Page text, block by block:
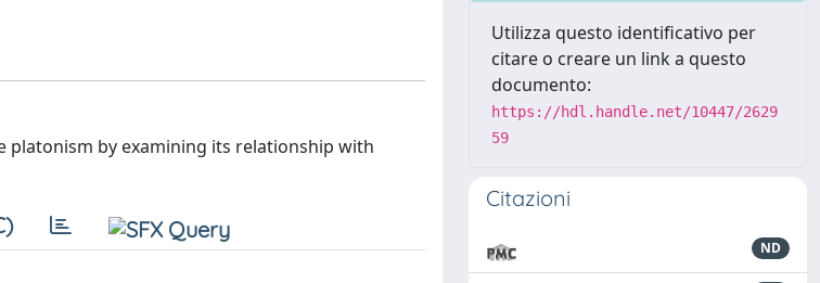
by examining its relationship with
Utilizza questo identificativo per
citare o creare un link a questo
documento:
https://hdl.handle.net/10447/2629
59
Citazioni
ND